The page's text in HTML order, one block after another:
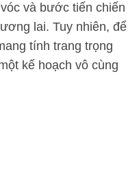
và bước tiến chiến
lai. Tuy nhiên, để
tính trang trọng
kế hoạch vô cùng